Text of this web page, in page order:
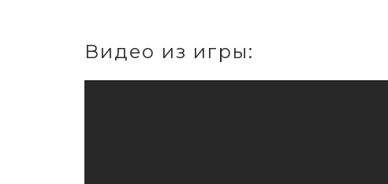
Видео из игры: